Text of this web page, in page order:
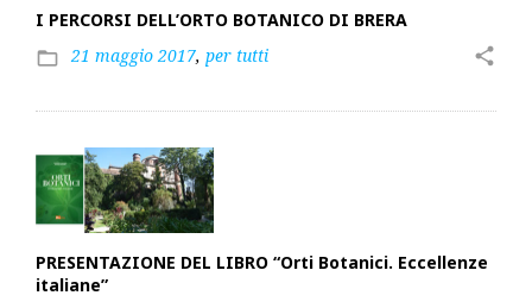
I PERCORSI DELL’ORTO BOTANICO DI BRERA
folder_open 21 maggio 2017, per tutti share
PRESENTAZIONE DEL LIBRO “Orti Botanici. Eccellenze
italiane”